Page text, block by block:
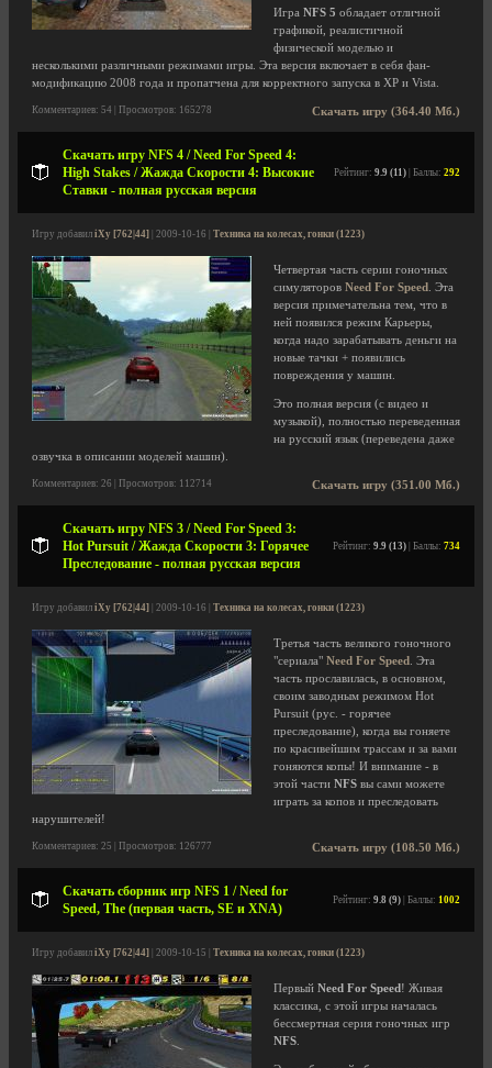
Игра NFS 5 обладает отличной
графикой, реалистичной
физической моделью и
несколькими различными режимами игры. Эта версия включает в себя фан-
модификацию 2008 года и пропатчена для корректного запуска в ХР и Vista.
Скачать игру (364.40 Мб.)
Комментариев: 54 | Просмотров: 165278
Скачать игру NFS 4 / Need For Speed 4:
High Stakes / Жажда Скорости 4: Высокие
Ставки - полная русская версия
Рейтинг: 9.9 (11) | Баллы: 292
Игру добавил iXy [762|44] | 2009-10-16 | Техника на колесах, гонки (1223)
Четвертая часть серии гоночных
симуляторов Need For Speed
. Эта
версия примечательна тем, что в
ней появился режим Карьеры,
когда надо зарабатывать деньги на
новые тачки + появились
повреждения у машин.
Это полная версия (с видео и
музыкой), полностью переведенная
на русский язык (переведена даже
озвучка в описании моделей машин).
Скачать игру (351.00 Мб.)
Комментариев: 26 | Просмотров: 112714
Скачать игру NFS 3 / Need For Speed 3:
Hot Pursuit / Жажда Скорости 3: Горячее
Преследование - полная русская версия
Рейтинг: 9.9 (13) | Баллы: 734
Игру добавил iXy [762|44] | 2009-10-16 | Техника на колесах, гонки (1223)
Третья часть великого гоночного
"сериала" Need For Speed
. Эта
часть прославилась, в основном,
своим заводным режимом Hot
Pursuit (рус. - горячее
преследование), когда вы гоняете
по красивейшим трассам и за вами
гоняются копы! И внимание - в
этой части NFS вы сами можете
играть за копов и преследовать
нарушителей!
Скачать игру (108.50 Мб.)
Комментариев: 25 | Просмотров: 126777
Скачать сборник игр NFS 1 / Need for
Speed, The (первая часть, SE и XNA)
Рейтинг: 9.8 (9) | Баллы: 1002
Игру добавил iXy [762|44] | 2009-10-15 | Техника на колесах, гонки (1223)
Первый Need For Speed ! Живая
классика, с этой игры началась
бессмертная серия гоночных игр
NFS